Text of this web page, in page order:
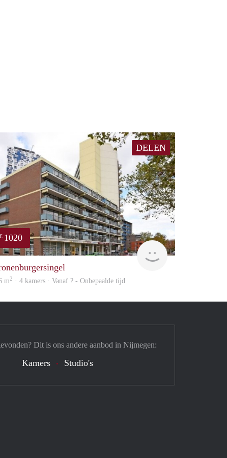
DELEN
€ 1020
finder
m2 · 4 kamers · Vanaf ? - Onbepaalde tijd
Dit is ons andere aanbod in Nijmegen:
Kamers Studio's